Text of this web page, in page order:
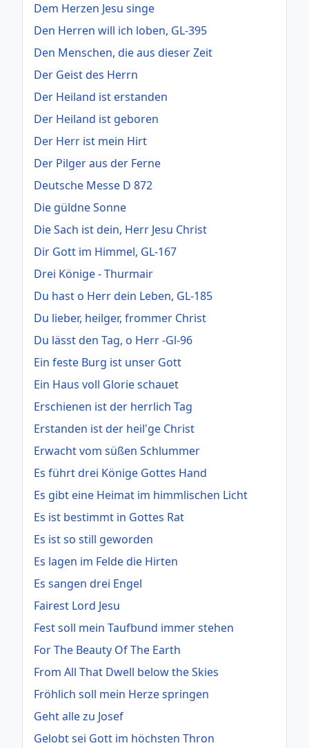
Dem Herzen Jesu singe
Den Herren will ich loben, GL-395
Den Menschen, die aus dieser Zeit
Der Geist des Herrn
Der Heiland ist erstanden
Der Heiland ist geboren
Der Herr ist mein Hirt
Der Pilger aus der Ferne
Deutsche Messe D 872
Die güldne Sonne
Die Sach ist dein, Herr Jesu Christ
Dir Gott im Himmel, GL-167
Drei Könige - Thurmair
Du hast o Herr dein Leben, GL-185
Du lieber, heilger, frommer Christ
Du lässt den Tag, o Herr -Gl-96
Ein feste Burg ist unser Gott
Ein Haus voll Glorie schauet
Erschienen ist der herrlich Tag
Erstanden ist der heil'ge Christ
Erwacht vom süßen Schlummer
Es führt drei Könige Gottes Hand
Es gibt eine Heimat im himmlischen Licht
Es ist bestimmt in Gottes Rat
Es ist so still geworden
Es lagen im Felde die Hirten
Es sangen drei Engel
Fairest Lord Jesu
Fest soll mein Taufbund immer stehen
For The Beauty Of The Earth
From All That Dwell below the Skies
Fröhlich soll mein Herze springen
Geht alle zu Josef
Gelobt sei Gott im höchsten Thron